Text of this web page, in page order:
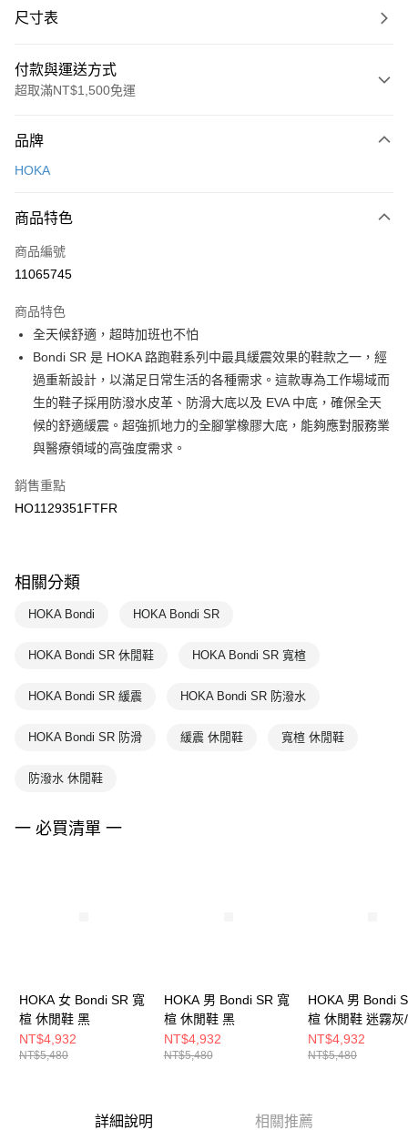
尺寸表
付款與運送方式
超取滿NT$1,500免運
信用卡一次付款
Apple Pay
悠遊付
7-11取貨(快速到店)
每筆NT$100，滿NT$1,500(含以上)免運費
宅配-本島
每筆NT$100，滿NT$1,500(含以上)免運費
品牌
HOKA
商品特色
商品編號
11065745
商品特色
全天候舒適，超時加班也不怕
Bondi SR 是 HOKA 路跑鞋系列中最具緩震效果的鞋款之一，經
過重新設計，以滿足日常生活的各種需求。這款專為工作場域而
生的鞋子採用防潑水皮革、防滑大底以及 EVA 中底，確保全天
候的舒適緩震。超強抓地力的全腳掌橡膠大底，能夠應對服務業
與醫療領域的高強度需求。
銷售重點
HO1129351FTFR
相關分類
HOKA Bondi HOKA Bondi SR
HOKA Bondi SR 休閒鞋 HOKA Bondi SR 寬楦
HOKA Bondi SR 緩震 HOKA Bondi SR 防潑水
HOKA Bondi SR 防滑 緩震 休閒鞋 寬楦 休閒鞋
防潑水 休閒鞋
一 必買清單 一
HOKA 女 Bondi SR 寬
楦 休閒鞋 黑
NT$4,932
NT$5,480
HOKA 男 Bondi SR 寬
楦 休閒鞋 黑
NT$4,932
NT$5,480
HOKA 男 Bondi
楦 休閒鞋 迷霧灰
灰
NT$4,932
NT$5,480
詳細說明 相關推薦